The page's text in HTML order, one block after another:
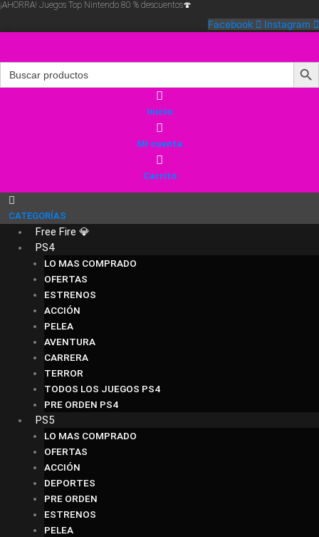
Ir
¡AHORRA! Juegos Top Nintendo 80 % descuentos🍄
Facebook Instagram
Search
for:
Search
Inicio
Mi cuenta
Carrito
CATEGORÍAS
Free Fire 💎
PS4
LO MAS COMPRADO
OFERTAS
ESTRENOS
ACCIÓN
PELEA
AVENTURA
CARRERA
TERROR
TODOS LOS JUEGOS PS4
PRE ORDEN PS4
PS5
LO MAS COMPRADO
OFERTAS
ACCIÓN
DEPORTES
PRE ORDEN
ESTRENOS
PELEA